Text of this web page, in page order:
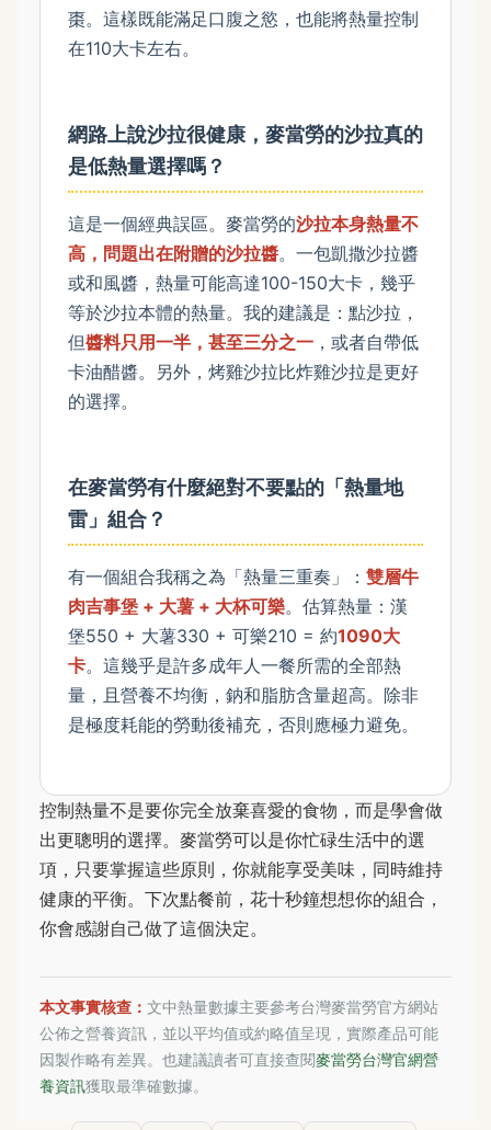
棗。這樣既能滿足口腹之慾，也能將熱量控制
在110大卡左右。
網路上說沙拉很健康，麥當勞的沙拉真的
是低熱量選擇嗎？
這是一個經典誤區。麥當勞的沙拉本身熱量不
高，問題出在附贈的沙拉醬。一包凱撒沙拉醬
或和風醬，熱量可能高達100-150大卡，幾乎
等於沙拉本體的熱量。我的建議是：點沙拉，
但醬料只用一半，甚至三分之一 ，或者自帶低
卡油醋醬。另外，烤雞沙拉比炸雞沙拉是更好
的選擇。
在麥當勞有什麼絕對不要點的「熱量地
雷」組合？
有一個組合我稱之為「熱量三重奏」： 雙層牛
肉吉事堡 + 大薯 + 大杯可樂。估算熱量：漢
堡550 + 大薯330 + 可樂210 = 約1090大
卡。這幾乎是許多成年人一餐所需的全部熱
量，且營養不均衡，鈉和脂肪含量超高。除非
是極度耗能的勞動後補充，否則應極力避免。
控制熱量不是要你完全放棄喜愛的食物，而是學會做
出更聰明的選擇。麥當勞可以是你忙碌生活中的選
項，只要掌握這些原則，你就能享受美味，同時維持
健康的平衡。下次點餐前，花十秒鐘想想你的組合，
你會感謝自己做了這個決定。
本文事實核查： 文中熱量數據主要參考台灣麥當勞官方網站
公佈之營養資訊，並以平均值或約略值呈現，實際產品可能
因製作略有差異。也建議讀者可直接查閱麥當勞台灣官網營
養資訊獲取最準確數據。